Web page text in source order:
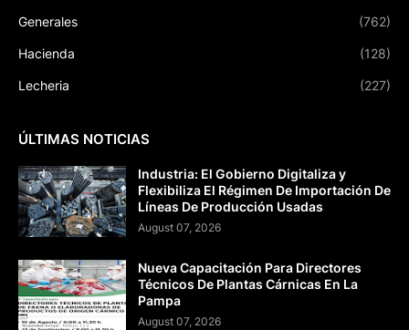
Generales (762)
Hacienda (128)
Lecheria (227)
ÚLTIMAS NOTICIAS
Industria: El Gobierno Digitaliza y
Flexibiliza El Régimen De Importación De
Líneas De Producción Usadas
August 07, 2026
Nueva Capacitación Para Directores
Técnicos De Plantas Cárnicas En La
Pampa
August 07, 2026